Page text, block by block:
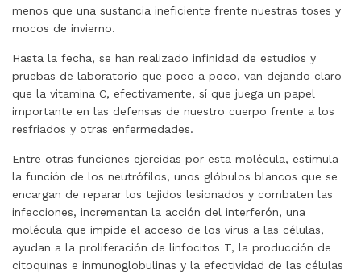
menos que una sustancia ineficiente frente nuestras toses y
mocos de invierno.
Hasta la fecha, se han realizado infinidad de estudios y
pruebas de laboratorio que poco a poco, van dejando claro
que la vitamina C, efectivamente, sí que juega un papel
importante en las defensas de nuestro cuerpo frente a los
resfriados y otras enfermedades.
Entre otras funciones ejercidas por esta molécula, estimula
la función de los neutrófilos, unos glóbulos blancos que se
encargan de reparar los tejidos lesionados y combaten las
infecciones, incrementan la acción del interferón, una
molécula que impide el acceso de los virus a las células,
ayudan a la proliferación de linfocitos T, la producción de
citoquinas e inmunoglobulinas y la efectividad de las células